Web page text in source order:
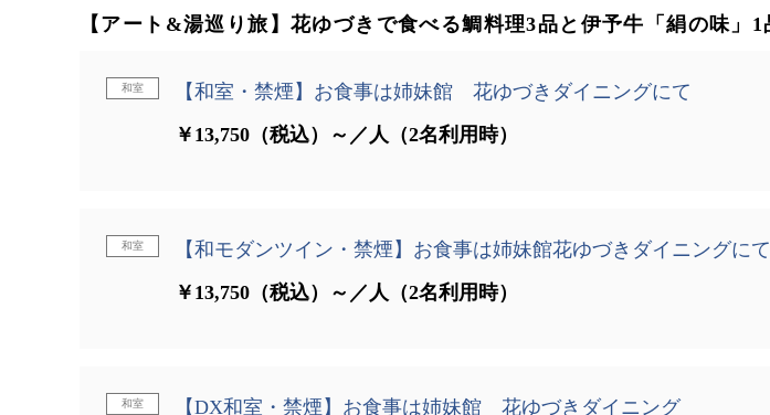
【アート&湯巡り旅】花ゆづきで食べる鯛料理3品と伊予牛「絹の味」
和室
【和室・禁煙】お食事は姉妹館 花ゆづきダイニングにて
￥13,750（税込）～／人（2名利用時）
和室
【和モダンツイン・禁煙】お食事は姉妹館花ゆづきダイニングにて
￥13,750（税込）～／人（2名利用時）
和室
【DX和室・禁煙】お食事は姉妹館 花ゆづきダイニング